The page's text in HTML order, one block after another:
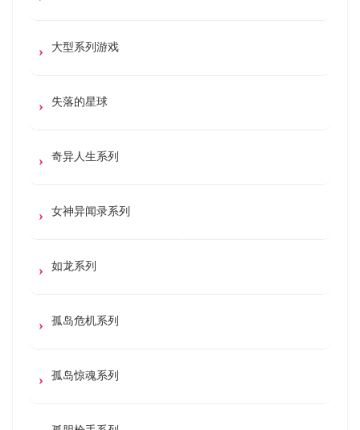
大型系列游戏
失落的星球
奇异人生系列
女神异闻录系列
如龙系列
孤岛危机系列
孤岛惊魂系列